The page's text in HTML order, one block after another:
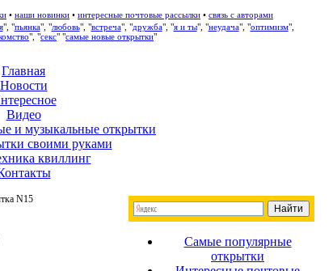
• наши новинки • интересные почтовые рассылки • связь с авторами
", "пьянка", "любовь", "встреча", "дружба", "я и ты", "неудача", "оптимизм",
", "секс" "самые новые открытки"
Главная
Новости
Видео
и музыкальные открытки
своими руками
квиллинг
N15
Самые популярные
открытки